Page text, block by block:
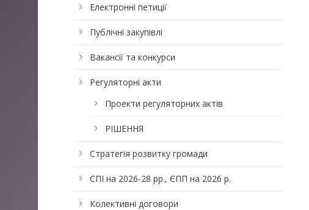
Електронні петиції
Публічні закупівлі
Вакансії та конкурси
Регуляторні акти
Проекти регуляторних актів
РІШЕННЯ
Стратегія розвитку громади
СПІ на 2026-28 рр., ЄПП на 2026 р.
Колективні договори